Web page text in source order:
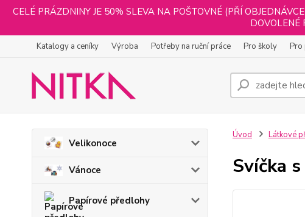
CELÉ PRÁZDNINY JE 50% SLEVA NA POŠTOVNÉ (PŘÍ
DOVOLENÉ
Katalogy a ceníky Výroba Potřeby na ruční práce Pro školy Pro
Velikonoce
Vánoce
Papírové předlohy
Úvod Látkové
Svíčka